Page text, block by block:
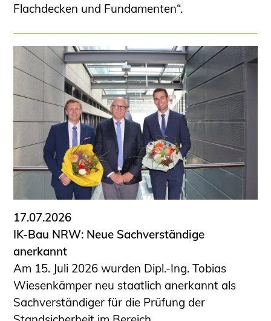
Flachdecken und Fundamenten“.
17.07.2026
IK-Bau NRW: Neue Sachverständige
anerkannt
Am 15. Juli 2026 wurden Dipl.-Ing. Tobias
Wiesenkämper neu staatlich anerkannt als
Sachverständiger für die Prüfung der